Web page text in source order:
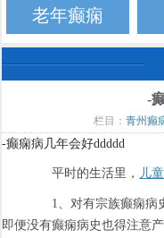
老年癫痫
-
栏目： 青州癫
-癫痫病几年会好ddddd
平时的生活里， 儿
1、对有宗族癫痫病史
即便没有癫痫病史也得注意